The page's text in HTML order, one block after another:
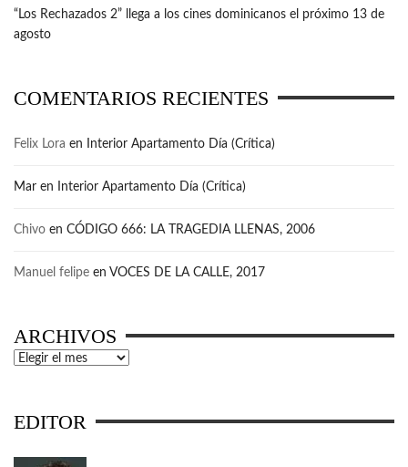
“Los Rechazados 2” llega a los cines dominicanos el próximo 13 de
agosto
COMENTARIOS RECIENTES
Felix Lora en Interior Apartamento Día (Crítica)
Mar en Interior Apartamento Día (Crítica)
Chivo en CÓDIGO 666: LA TRAGEDIA LLENAS, 2006
Manuel felipe en VOCES DE LA CALLE, 2017
ARCHIVOS
Archivos
EDITOR